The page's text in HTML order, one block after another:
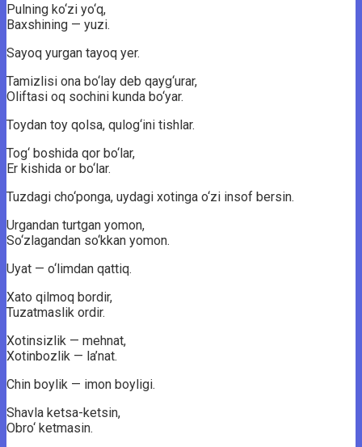
Pulning ko‘zi yo‘q,
Baxshining — yuzi.
Sayoq yurgan tayoq yer.
Tamizlisi ona bo‘lay deb qayg‘urar,
Oliftasi oq sochini kunda bo‘yar.
Toydan toy qolsa, qulog‘ini tishlar.
Tog‘ boshida qor bo‘lar,
Er kishida or bo‘lar.
Tuzdagi cho‘ponga, uydagi xotinga o‘zi insof bersin.
Urgandan turtgan yomon,
So‘zlagandan so‘kkan yomon.
Uyat — o‘limdan qattiq.
Xato qilmoq bordir,
Tuzatmaslik ordir.
Xotinsizlik — mehnat,
Xotinbozlik — la’nat.
Chin boylik — imon boyligi.
Shavla ketsa-ketsin,
Obro‘ ketmasin.